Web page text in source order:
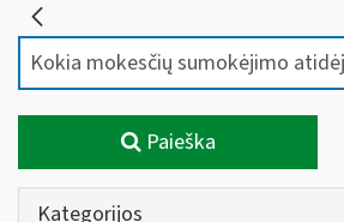
Paieška
Kategorijos